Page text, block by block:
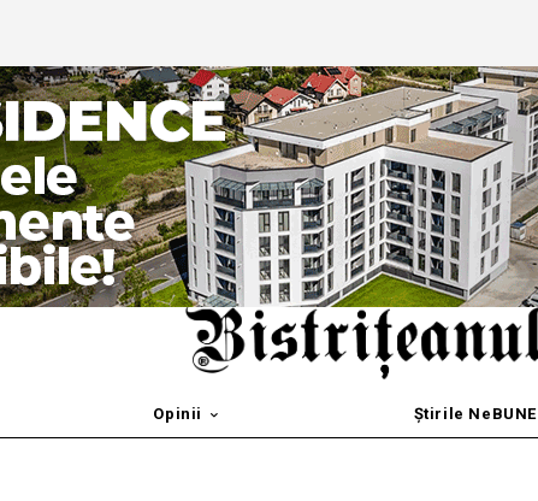
Opinii Știrile NeBUNE